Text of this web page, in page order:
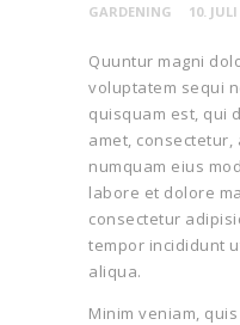
GARDENING 10.
Quuntur magni
voluptatem sequi
quisquam est, qui
amet,
numquam eius
labore et dolore
consectetur
tempor incididunt
aliqua.
Minim veniam,